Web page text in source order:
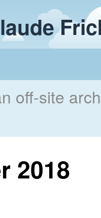
off-site
2018